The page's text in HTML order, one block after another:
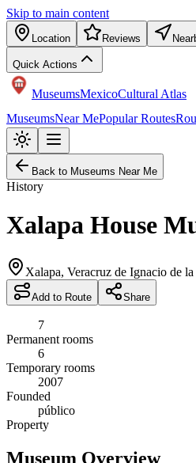
Skip to main content
Location Reviews
Quick Actions
MuseumsMexicoCultural Atlas
MuseumsNear MePopular Routes
Back to Museums Near Me
History
Xalapa House
Xalapa, Veracruz de Ignacio de
Add to Route Share
7
Permanent rooms
6
Temporary rooms
2007
Founded
público
Property
Museum Overview